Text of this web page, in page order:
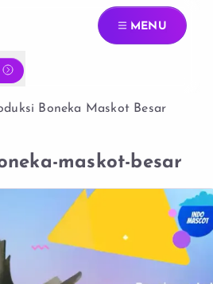
MENU
Boneka Maskot Besar
maskot-besar